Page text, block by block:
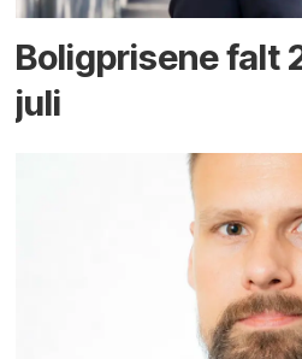
Boligprisene falt
juli